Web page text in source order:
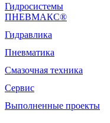
Гидросистемы
ПНЕВМАКС®
Гидравлика
Пневматика
Смазочная техника
Сервис
Выполненные проекты